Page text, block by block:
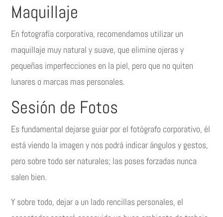
Maquillaje
En fotografía corporativa, recomendamos utilizar un
maquillaje muy natural y suave, que elimine ojeras y
pequeñas imperfecciones en la piel, pero que no quiten
lunares o marcas mas personales.
Sesión de Fotos
Es fundamental dejarse guiar por el fotógrafo corporativo, él
está viendo la imagen y nos podrá indicar ángulos y gestos,
pero sobre todo ser naturales; las poses forzadas nunca
salen bien.
Y sobre todo, dejar a un lado rencillas personales, el